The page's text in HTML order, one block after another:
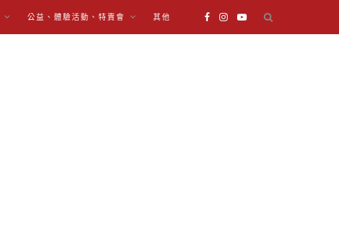
公益、體驗活動、特賣會 其他